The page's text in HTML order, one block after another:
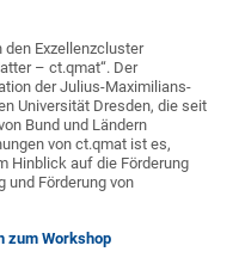
Exzellenzcluster
– ct.qmat“. Der
der Julius-Maximilians-
Universität Dresden, die seit
Bund und Ländern
von ct.qmat ist es,
Hinblick auf die Förderung
und Förderung von
zum Workshop